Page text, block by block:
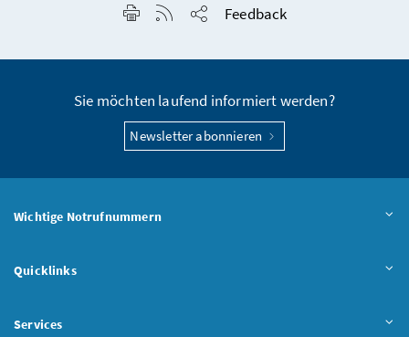
Seite drucken
RSS-Feed anzeigen
Feedback
Sie möchten laufend informiert werden?
Newsletter abonnieren
Wichtige Notrufnummern
Quicklinks
Services